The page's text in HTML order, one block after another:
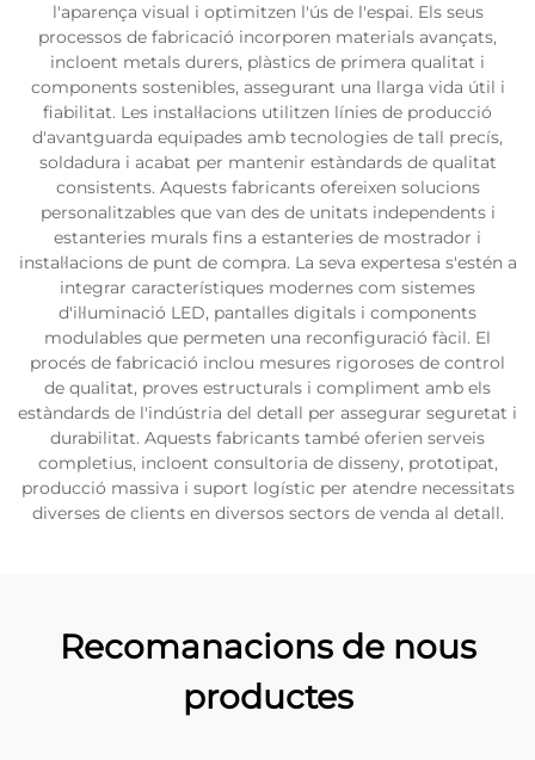
l'aparença visual i optimitzen l'ús de l'espai. Els seus
processos de fabricació incorporen materials avançats,
incloent metals durers, plàstics de primera qualitat i
components sostenibles, assegurant una llarga vida útil i
fiabilitat. Les instal·lacions utilitzen línies de producció
d'avantguarda equipades amb tecnologies de tall precís,
soldadura i acabat per mantenir estàndards de qualitat
consistents. Aquests fabricants ofereixen solucions
personalitzables que van des de unitats independents i
estanteries murals fins a estanteries de mostrador i
instal·lacions de punt de compra. La seva expertesa s'estén a
integrar característiques modernes com sistemes
d'il·luminació LED, pantalles digitals i components
modulables que permeten una reconfiguració fàcil. El
procés de fabricació inclou mesures rigoroses de control
de qualitat, proves estructurals i compliment amb els
estàndards de l'indústria del detall per assegurar seguretat i
durabilitat. Aquests fabricants també oferien serveis
completius, incloent consultoria de disseny, prototipat,
producció massiva i suport logístic per atendre necessitats
diverses de clients en diversos sectors de venda al detall.
Recomanacions de nous
productes